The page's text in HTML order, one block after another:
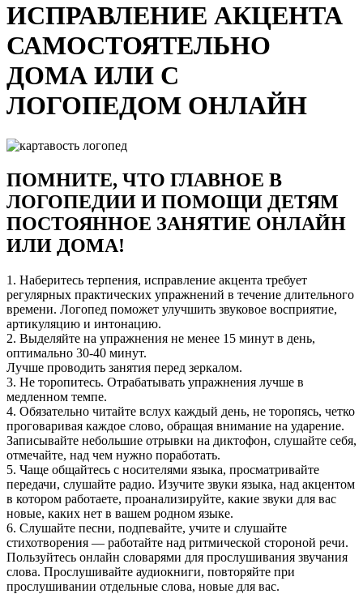
ИСПРАВЛЕНИЕ АКЦЕНТА
САМОСТОЯТЕЛЬНО
ДОМА ИЛИ С
ЛОГОПЕДОМ ОНЛАЙН
ПОМНИТЕ, ЧТО ГЛАВНОЕ В
ЛОГОПЕДИИ И ПОМОЩИ ДЕТЯМ
ПОСТОЯННОЕ ЗАНЯТИЕ ОНЛАЙН
ИЛИ ДОМА!
1. Наберитесь терпения, исправление акцента требует
регулярных практических упражнений в течение длительного
времени. Логопед поможет улучшить звуковое восприятие,
артикуляцию и интонацию.
2. Выделяйте на упражнения не менее 15 минут в день,
оптимально 30-40 минут.
Лучше проводить занятия перед зеркалом.
3. Не торопитесь. Отрабатывать упражнения лучше в
медленном темпе.
4. Обязательно читайте вслух каждый день, не торопясь, четко
проговаривая каждое слово, обращая внимание на ударение.
Записывайте небольшие отрывки на диктофон, слушайте себя,
отмечайте, над чем нужно поработать.
5. Чаще общайтесь с носителями языка, просматривайте
передачи, слушайте радио. Изучите звуки языка, над акцентом
в котором работаете, проанализируйте, какие звуки для вас
новые, каких нет в вашем родном языке.
6. Слушайте песни, подпевайте, учите и слушайте
стихотворения — работайте над ритмической стороной речи.
Пользуйтесь онлайн словарями для прослушивания звучания
слова. Прослушивайте аудиокниги, повторяйте при
прослушивании отдельные слова, новые для вас.